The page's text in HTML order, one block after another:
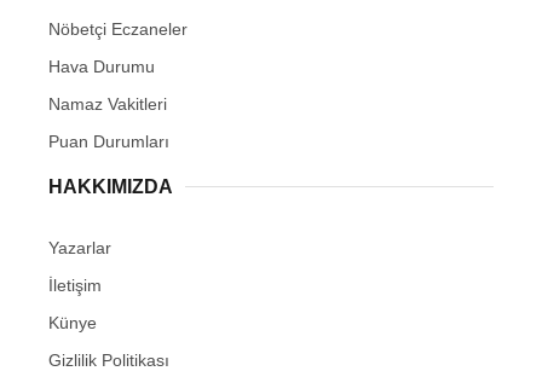
Nöbetçi Eczaneler
Hava Durumu
Namaz Vakitleri
Puan Durumları
HAKKIMIZDA
Yazarlar
İletişim
Künye
Gizlilik Politikası